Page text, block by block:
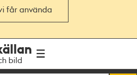
får använda
bild